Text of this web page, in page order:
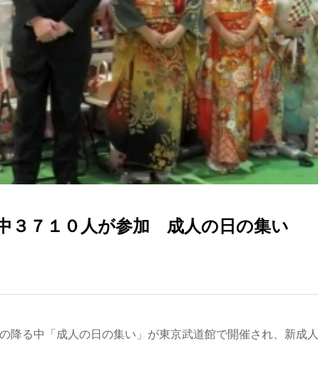
３７１０人が参加 成人の日の集い
降る中「成人の日の集い」が東京武道館で開催され、新成人